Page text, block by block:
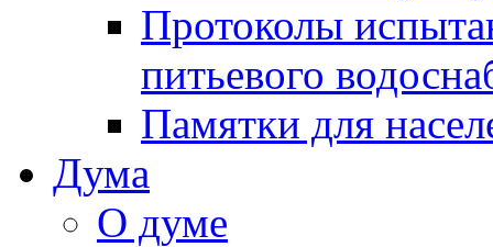
Протоколы
питьевого
Памятки для
Дума
О думе